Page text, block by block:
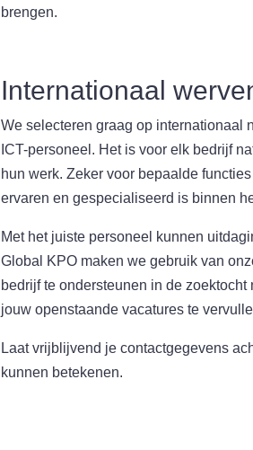
brengen.
Internationaal
We selecteren graag op internationaal
ICT-personeel. Het is voor elk bedrijf
hun werk. Zeker voor bepaalde
ervaren en gespecialiseerd is binnen
Met het juiste personeel kunnen
Global KPO maken we gebruik van
bedrijf te ondersteunen in de
jouw openstaande vacatures te
Laat vrijblijvend je contactgegevens
kunnen betekenen.